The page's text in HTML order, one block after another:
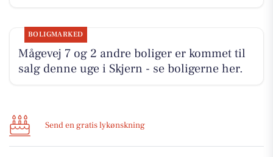
BOLIGMARKED
Mågevej 7 og 2 andre boliger er kommet til
salg denne uge i Skjern - se boligerne her.
Send en gratis lykønskning